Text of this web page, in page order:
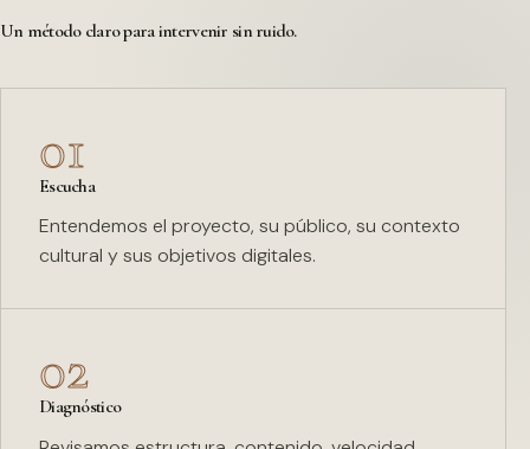
Un método claro para intervenir sin ruido.
01
Escucha
Entendemos el proyecto, su público, su contexto
cultural y sus objetivos digitales.
02
Diagnóstico